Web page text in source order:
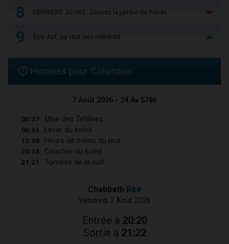
8 DERNIERS JOURS : Sauvez la jambe de Yohan
9 Être Juif, ça vaut des milliards
Horaires pour Columbus
7 Août 2026 - 24 Av 5786
05:37 Mise des Téfilines
06:36 Lever du soleil
13:38 Heure de milieu du jour
20:38 Coucher du soleil
21:21 Tombée de la nuit
Chabbath Réé
Vendredi 7 Août 2026
Entrée à 20:20
Sortie à 21:22